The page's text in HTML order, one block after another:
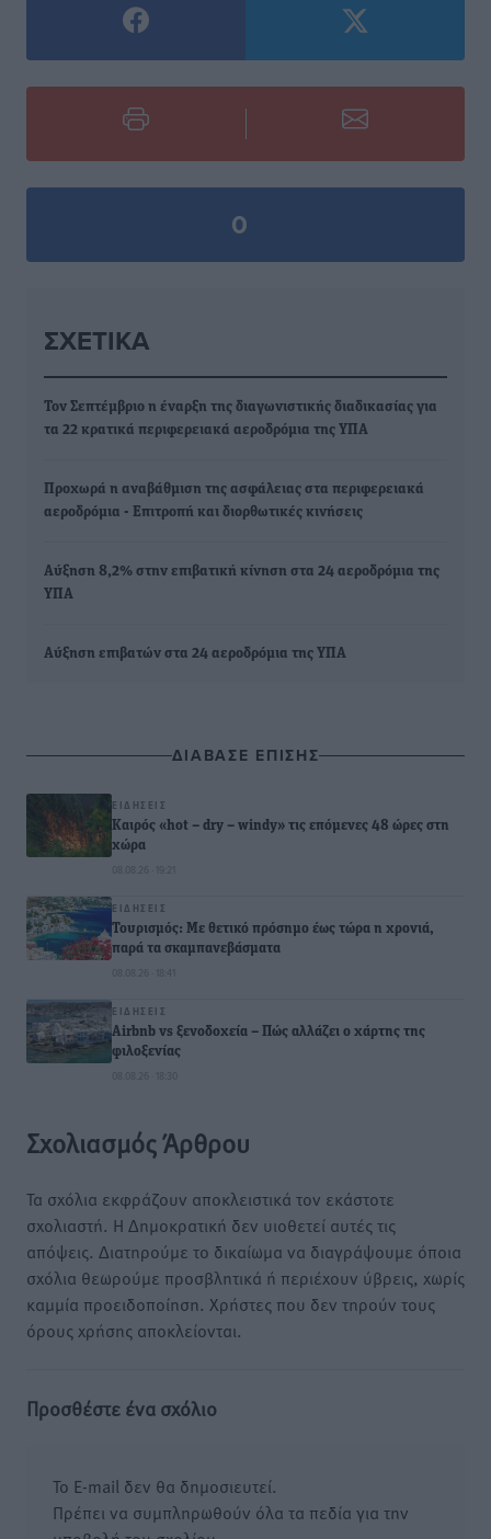
0
ΣΧΕΤΙΚΆ
Τον Σεπτέμβριο η έναρξη της διαγωνιστικής διαδικασίας για
τα 22 κρατικά περιφερειακά αεροδρόμια της ΥΠΑ
Προχωρά η αναβάθμιση της ασφάλειας στα περιφερειακά
αεροδρόμια - Επιτροπή και διορθωτικές κινήσεις
Αύξηση 8,2% στην επιβατική κίνηση στα 24 αεροδρόμια της
ΥΠΑ
Αύξηση επιβατών στα 24 αεροδρόμια της ΥΠΑ
ΔΙΑΒΑΣΕ ΕΠΙΣΗΣ
ΕΙΔΉΣΕΙΣ
Καιρός «hot – dry – windy» τις επόμενες 48 ώρες στη
χώρα
08.08.26 · 19:21
ΕΙΔΉΣΕΙΣ
Τουρισμός: Με θετικό πρόσημο έως τώρα η χρονιά,
παρά τα σκαμπανεβάσματα
08.08.26 · 18:41
ΕΙΔΉΣΕΙΣ
Airbnb vs ξενοδοχεία – Πώς αλλάζει ο χάρτης της
φιλοξενίας
08.08.26 · 18:30
Σχολιασμός Άρθρου
Τα σχόλια εκφράζουν αποκλειστικά τον εκάστοτε
σχολιαστή. Η Δημοκρατική δεν υιοθετεί αυτές τις
απόψεις. Διατηρούμε το δικαίωμα να διαγράψουμε όποια
σχόλια θεωρούμε προσβλητικά ή περιέχουν ύβρεις, χωρίς
καμμία προειδοποίηση. Χρήστες που δεν τηρούν τους
όρους χρήσης αποκλείονται.
Προσθέστε ένα σχόλιο
Το E-mail δεν θα δημοσιευτεί.
Πρέπει να συμπληρωθούν όλα τα πεδία για την